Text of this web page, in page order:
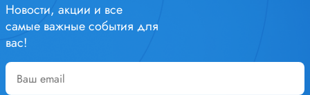
Новости, акции и все
самые важные события для
вас!